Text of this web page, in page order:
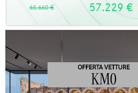
65.660 € 57.229 €